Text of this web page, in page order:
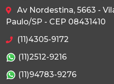
Av Nordestina, 5663 -
Paulo/SP - CEP 08431410
(11)4305-9172
(11)2512-9216
(11)94783-9276